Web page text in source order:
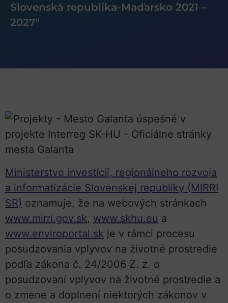
Slovenská republika-Maďarsko 2021 –
2027“
Ministerstvo investícií, regionálneho rozvoja
a informatizácie Slovenskej republiky (MIRRI
SR) oznamuje, že na webových stránkach
www.mirri.gov.sk, www.skhu.eu a
www.enviroportal.sk je v rámci procesu
posudzovania vplyvov na životné prostredie
podľa zákona č. 24/2006 Z. z. o
posudzovaní vplyvov na životné prostredie a
o zmene a doplnení niektorých zákonov v